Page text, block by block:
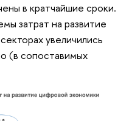
в кратчайшие сроки.
затрат на развитие
увеличились
(в сопоставимых